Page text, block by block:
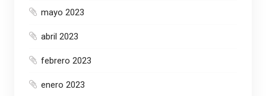
mayo 2023
abril 2023
febrero 2023
enero 2023